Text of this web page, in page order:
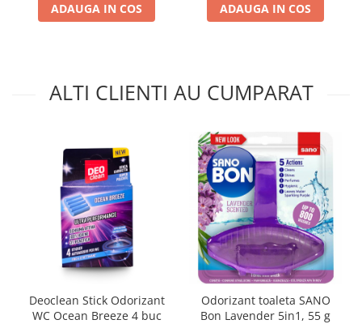
ADAUGA IN COS ADAUGA IN COS
ALTI CLIENTI AU CUMPARAT
Deoclean Stick Odorizant
WC Ocean Breeze 4 buc
Odorizant toaleta SANO
Bon Lavender 5in1, 55 g